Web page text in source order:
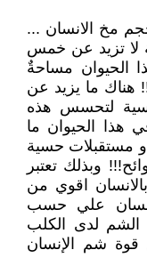
هو 1/10 (عشر) حجم مخ الانسان ...
لا تزيد عن خمس
الحيوان مساحةٌ
هناك ما يزيد عن
لتحسس هذه
هذا الحيوان ما
مليون خلية أو مستقبلات حسية
وبذلك تعتبر
اقوي من
مرة من الانسان علي حسب
الشم لدى الكلب
شم الإنسان